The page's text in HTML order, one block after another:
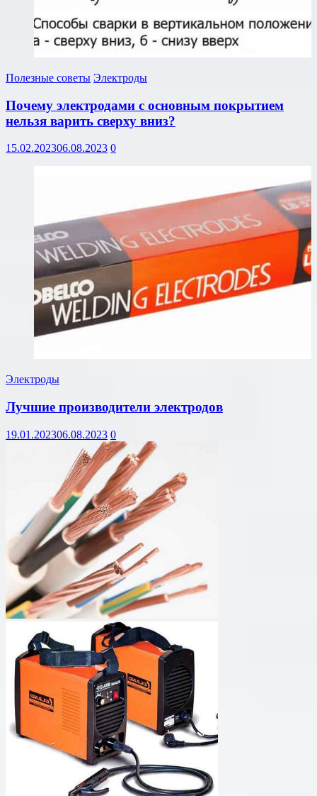
Полезные советы Электроды
Почему электродами с основным покрытием
нельзя варить сверху вниз?
15.02.202306.08.2023 0
Электроды
Лучшие производители электродов
19.01.202306.08.2023 0